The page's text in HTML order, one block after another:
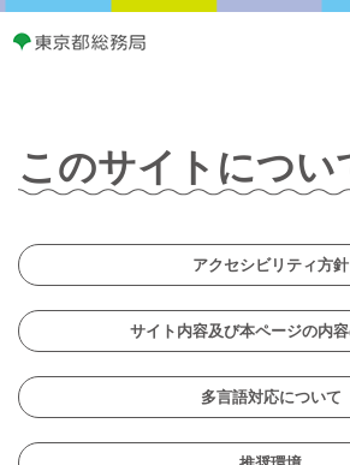
このサイトについ
アクセシビリティ方針
サイト内容及び本ページの内
多言語対応について